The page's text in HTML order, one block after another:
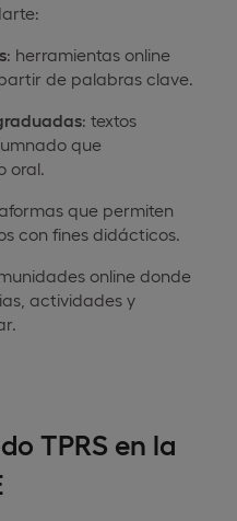
: herramientas online
de palabras clave.
: textos
que
oral.
que permiten
con fines didácticos.
online donde
actividades y
TPRS en la